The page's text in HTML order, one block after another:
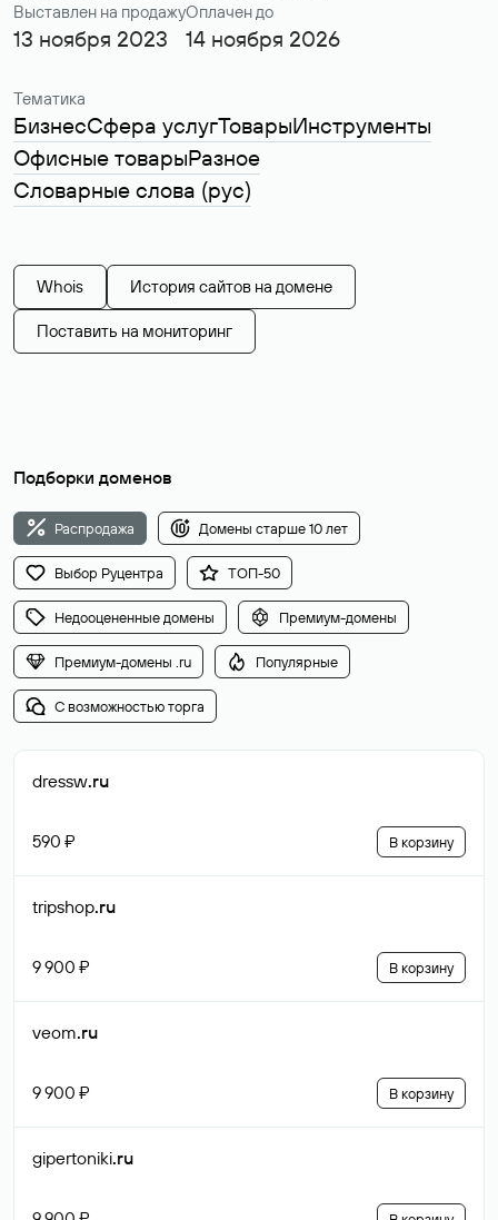
Выставлен на продажу
13 ноября 2023
Оплачен до
14 ноября 2026
Тематика
БизнесСфера услугТоварыИнструменты
Офисные товарыРазное
Словарные слова (рус)
Whois История сайтов на домене
Поставить на мониторинг
Подборки доменов
Распродажа Домены старше 10 лет
Выбор Руцентра ТОП-50
Недооцененные домены Премиум-домены
Премиум-домены .ru Популярные
С возможностью торга
dressw.ru
590 ₽ В корзину
tripshop.ru
9 900 ₽ В корзину
veom.ru
9 900 ₽ В корзину
gipertoniki.ru